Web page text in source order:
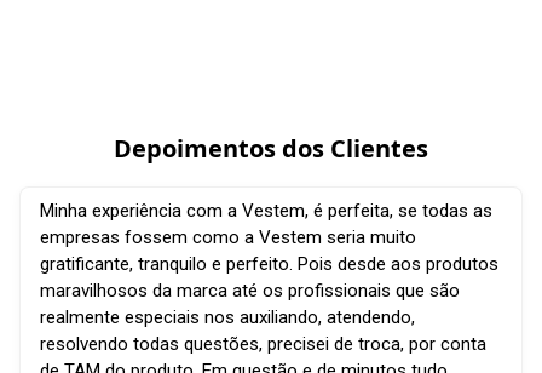
Depoimentos dos Clientes
Minha experiência com a Vestem, é perfeita, se todas as
empresas fossem como a Vestem seria muito
gratificante, tranquilo e perfeito. Pois desde aos produtos
maravilhosos da marca até os profissionais que são
realmente especiais nos auxiliando, atendendo,
resolvendo todas questões, precisei de troca, por conta